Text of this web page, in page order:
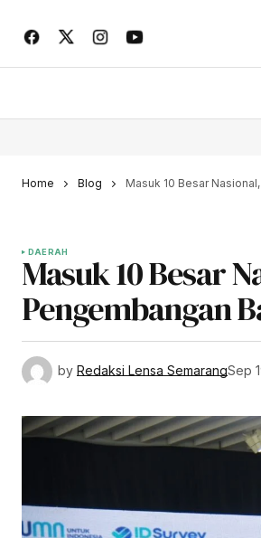
Home Blog Masuk 10 Besar
DAERAH
Masuk 10 Besar
Pengembangan
by Redaksi Lensa SemarangSep